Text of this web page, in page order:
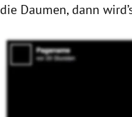
die Daumen, dann